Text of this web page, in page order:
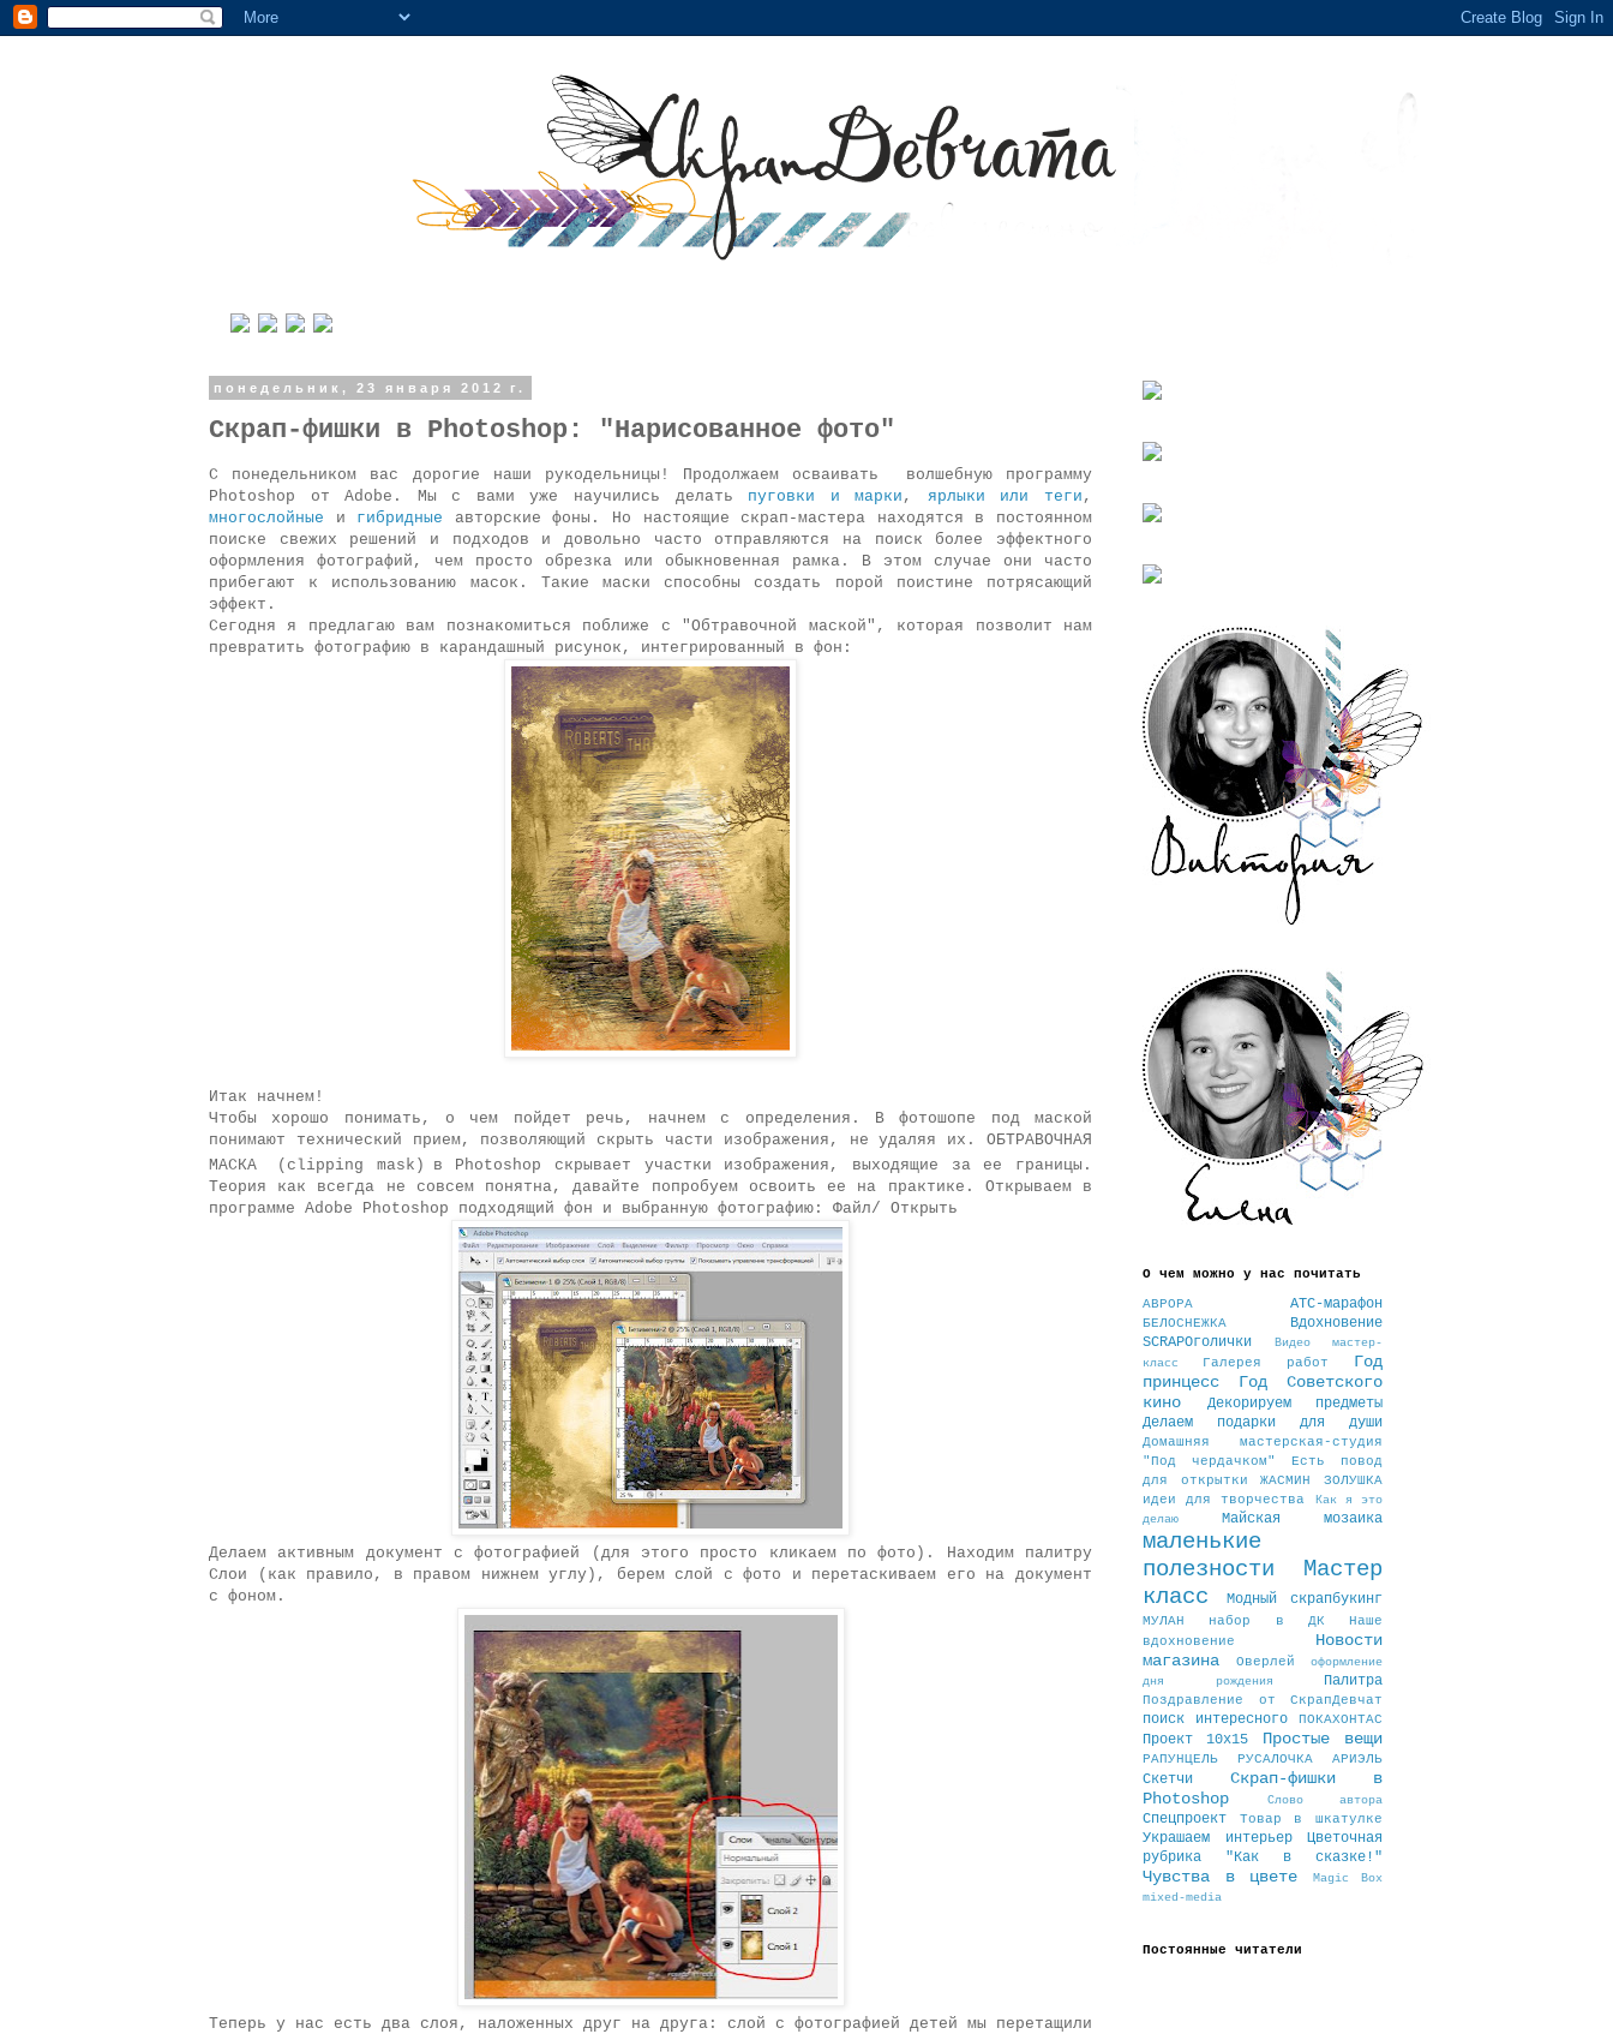
понедельник, 23 января 2012 г.
Скрап-фишки в Photoshop: "Нарисованное фото"
С понедельником вас дорогие наши рукодельницы! Продолжаем осваивать волшебную программу
Photoshop от Adobe. Мы с вами уже научились делать пуговки и марки , ярлыки или теги ,
многослойные и гибридные авторские фоны. Но настоящие скрап-мастера находятся в постоянном
поиске свежих решений и подходов и довольно часто отправляются на поиск более эффектного
оформления фотографий, чем просто обрезка или обыкновенная рамка. В этом случае они часто
прибегают к использованию масок. Такие маски способны создать порой поистине потрясающий
эффект.
Сегодня я предлагаю вам познакомиться поближе с "Обтравочной маской", которая позволит нам
превратить фотографию в карандашный рисунок, интегрированный в фон:
Итак начнем!
Чтобы хорошо понимать, о чем пойдет речь, начнем с определения. В фотошопе под маской
понимают технический прием, позволяющий скрыть части изображения, не удаляя их. ОБТРАВОЧНАЯ
МАСКА
(clipping mask)
в Photoshop скрывает участки изображения, выходящие за ее границы.
Теория как всегда не совсем понятна, давайте попробуем освоить ее на практике. Открываем в
программе Adobe Photoshop подходящий фон и выбранную фотографию: Файл/ Открыть
Делаем активным документ с фотографией (для этого просто кликаем по фото). Находим палитру
Слои (как правило, в правом нижнем углу), берем слой с фото и перетаскиваем его на документ
с фоном.
Теперь у нас есть два слоя, наложенных друг на друга: слой с фотографией детей мы перетащили
О чем можно у нас почитать
АВРОРА АТС-марафон
БЕЛОСНЕЖКА
Вдохновение
SCRAPOголички
Видео мастер-
класс
Галерея работ
Год
принцесс
Год Советского
кино
Декорируем предметы
Делаем подарки
для души
Домашняя мастерская-студия
"Под чердачком"
Есть повод
для открытки
ЖАСМИН
ЗОЛУШКА
идеи для творчества
Как я это
делаю
Майская мозаика
маленькие
полезности
Мастер
класс
Модный скрапбукинг
МУЛАН набор в ДК
Наше
вдохновение
Новости
магазина
Оверлей
оформление
дня рождения
Палитра
Поздравление от СкрапДевчат
поиск интересного ПОКАХОНТАС
Проект 10х15 Простые вещи
РАПУНЦЕЛЬ РУСАЛОЧКА АРИЭЛЬ
Скетчи
Скрап-фишки в
Photoshop
Слово автора
Спецпроект Товар в шкатулке
Украшаем интерьер
Цветочная
рубрика "Как в сказке!"
Чувства в цвете
Magic Box
mixed-media
Постоянные читатели